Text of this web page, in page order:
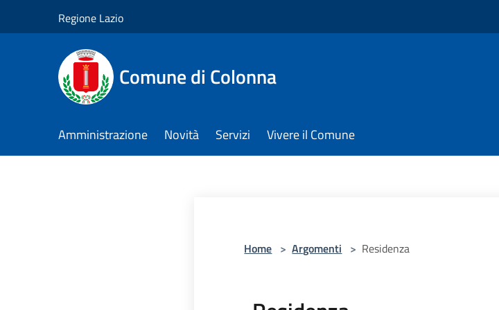
Regione Lazio
Comune di Colonna
Amministrazione Novità Servizi Vivere il Comune
Home > Argomenti > Residenza